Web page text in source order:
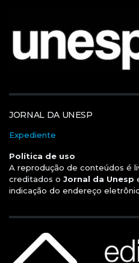
JORNAL DA UNESP
Expediente
Política de uso
A reprodução de conteúdos é
creditados o Jornal da Unesp
indicação do endereço